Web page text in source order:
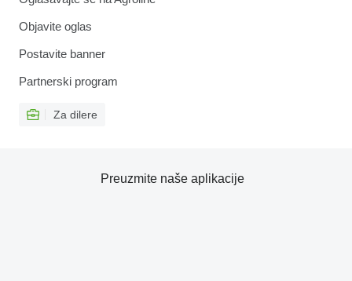
Objavite oglas
Postavite banner
Partnerski program
Za dilere
Preuzmite naše aplikacije